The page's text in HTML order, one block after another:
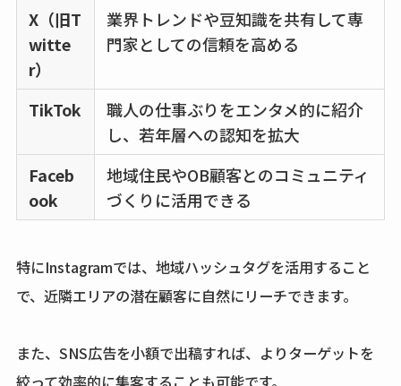
X（旧T
witte
r）
業界トレンドや豆知識を共有して専
門家としての信頼を高める
TikTok
職人の仕事ぶりをエンタメ的に紹介
し、若年層への認知を拡大
Faceb
ook
地域住民やOB顧客とのコミュニティ
づくりに活用できる
特にInstagramでは、地域ハッシュタグを活用すること
で、近隣エリアの潜在顧客に自然にリーチできます。
また、SNS広告を小額で出稿すれば、よりターゲットを
絞って効率的に集客することも可能です。